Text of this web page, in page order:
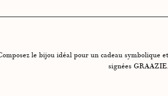
le bijou idéal pour un cadeau symbolique
signées